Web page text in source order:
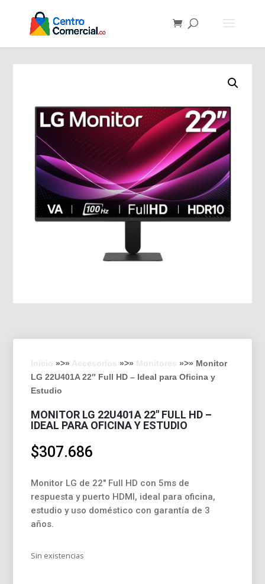
»>» »>»
»>» Monitor
LG 22U401A 22″ Full HD – Ideal para Oficina y
Estudio
MONITOR LG 22U401A 22″ FULL HD –
IDEAL PARA OFICINA Y ESTUDIO
$307.686
Monitor LG de 22″ Full HD con 5ms de
respuesta y puerto HDMI, ideal para oficina,
estudio y uso doméstico con garantía de 3
años.
Sin existencias